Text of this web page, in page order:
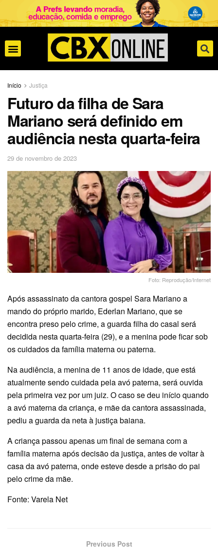
Início Justiça
Futuro da filha de Sara
Mariano será definido em
audiência nesta quarta-feira
29 de novembro de 2023
Foto: Reprodução/Internet
Após assassinato da cantora gospel Sara Mariano a
mando do próprio marido, Ederlan Mariano, que se
encontra preso pelo crime, a guarda filha do casal será
decidida nesta quarta-feira (29), e a menina pode ficar sob
os cuidados da família materna ou paterna.
Na audiência, a menina de 11 anos de idade, que está
atualmente sendo cuidada pela avó paterna, será ouvida
pela primeira vez por um juiz. O caso se deu início quando
a avó materna da criança, e mãe da cantora assassinada,
pediu a guarda da neta à justiça baiana.
A criança passou apenas um final de semana com a
família materna após decisão da justiça, antes de voltar à
casa da avó paterna, onde esteve desde a prisão do pai
pelo crime da mãe.
Fonte: Varela Net
Previous Post